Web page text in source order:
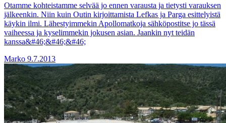
Otamme kohteistamme selvää jo ennen varausta ja tietysti varauksen
jälkeenkin. Niin kuin Outin kirjoittamista Lefkas ja Parga esittelyistä
käykin ilmi. Lähestyimmekin Apollomatkoja sähköpostitse jo tässä
vaiheessa ja kyselimmekin jokusen asian. Jaankin nyt teidän
kanssa&#46;&#46;&#46;
Marko 9.7.2013